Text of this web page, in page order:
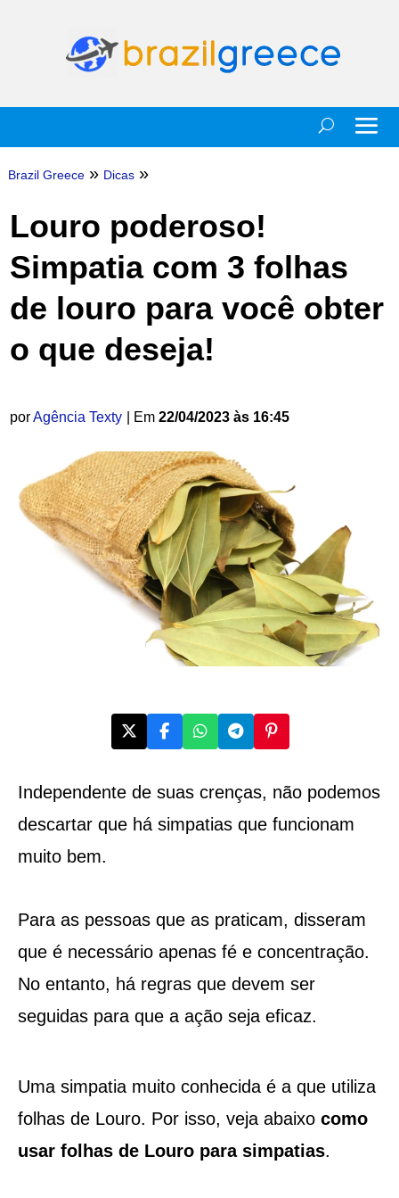
Brazil Greece » Dicas »
Louro poderoso!
Simpatia com 3 folhas
de louro para você obter
o que deseja!
porAgência Texty | Em 22/04/2023 às 16:45
Independente de suas crenças, não podemos
descartar que há simpatias que funcionam
muito bem.
Para as pessoas que as praticam, disseram
que é necessário apenas fé e concentração.
No entanto, há regras que devem ser
seguidas para que a ação seja eficaz.
Uma simpatia muito conhecida é a que utiliza
folhas de Louro. Por isso, veja abaixo como
usar folhas de Louro para simpatias.